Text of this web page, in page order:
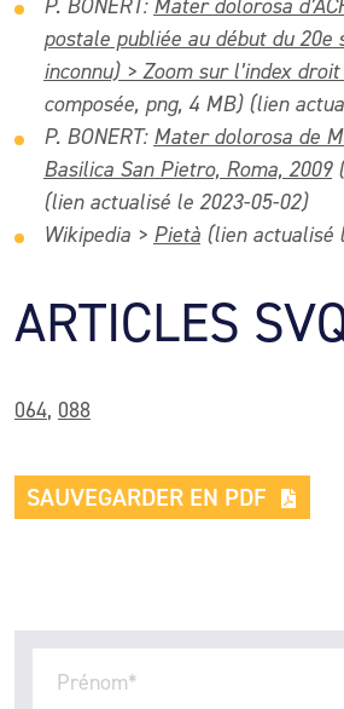
P. BONERT: Mater dolorosa
postale publiée au début du 20e
inconnu) > Zoom sur l’index
composée, png, 4 MB) (lien
P. BONERT: Mater dolorosa de
Basilica San Pietro, Roma, 2009
(lien actualisé le 2023-05-02)
Wikipedia > Pietà (lien actualisé
ARTICLES
064, 088
SAUVEGARDER EN PDF
Prénom*